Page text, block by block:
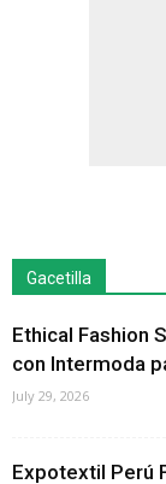
Gacetilla
Ethical Fashion
con Intermoda
July 29, 2026
Expotextil Perú